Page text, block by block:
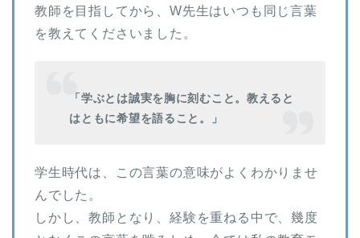
教師を目指してから、W先生はいつも同じ言葉
を教えてくださいました。
「学ぶとは誠実を胸に刻むこと。教えると
はともに希望を語ること。」
学生時代は、この言葉の意味がよくわかりませ
んでした。
しかし、教師となり、経験を重ねる中で、幾度